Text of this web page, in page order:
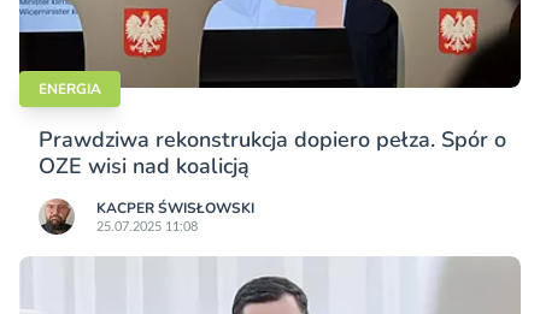
ENERGIA
Prawdziwa rekonstrukcja dopiero pełza. Spór o
OZE wisi nad koalicją
KACPER ŚWISŁO­WSKI
25.07.2025 11:08